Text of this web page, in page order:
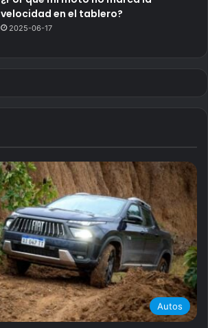
velocidad en el tablero?
2025-06-17
Autos